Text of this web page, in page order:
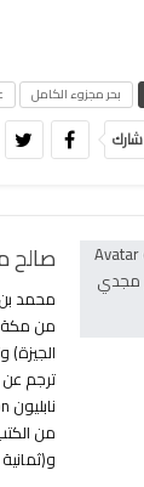
بحر مجزوء الكامل
شارك
محمد
من
ترجم عن